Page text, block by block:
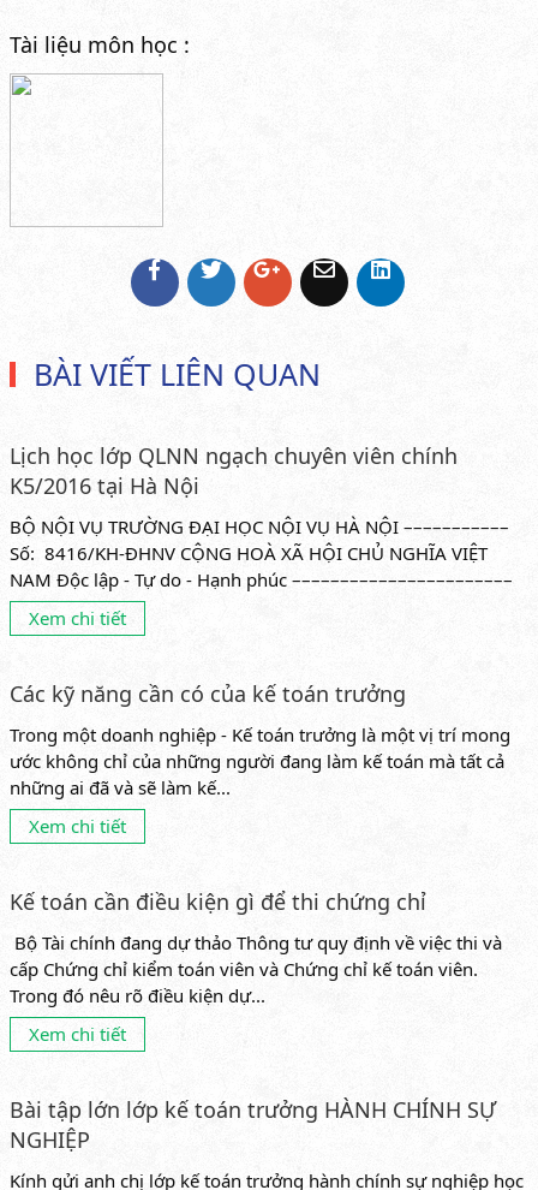
Tài liệu môn học :
BÀI VIẾT LIÊN QUAN
Lịch học lớp QLNN ngạch chuyên viên chính
K5/2016 tại Hà Nội
BỘ NỘI VỤ TRƯỜNG ĐẠI HỌC NỘI VỤ HÀ NỘI –––––––––––
Số: 8416/KH-ĐHNV CỘNG HOÀ XÃ HỘI CHỦ NGHĨA VIỆT
NAM Độc lập - Tự do - Hạnh phúc –––––––––––––––––––––––
Hà...
Xem chi tiết
Các kỹ năng cần có của kế toán trưởng
Trong một doanh nghiệp - Kế toán trưởng là một vị trí mong
ước không chỉ của những người đang làm kế toán mà tất cả
những ai đã và sẽ làm kế...
Xem chi tiết
Kế toán cần điều kiện gì để thi chứng chỉ
Bộ Tài chính đang dự thảo Thông tư quy định về việc thi và
cấp Chứng chỉ kiểm toán viên và Chứng chỉ kế toán viên.
Trong đó nêu rõ điều kiện dự...
Xem chi tiết
Bài tập lớn lớp kế toán trưởng HÀNH CHÍNH SỰ
NGHIỆP
Kính gửi anh chị lớp kế toán trưởng hành chính sự nghiệp học